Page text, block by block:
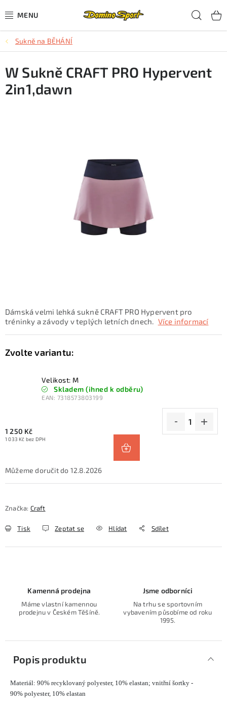
na
CYKLISTIKA
SJEZDOVÉ LYŽOVÁNÍ
SKIALPOVÉ LYŽOVÁNÍ
Sukně na BĚHÁNÍ
Dámská velmi lehká sukně CRAFT PRO Hypervent pro
tréninky a závody v teplých letních dnech. Více informací
Velikost: M
Skladem (ihned k odběru)
EAN: 7318573803199
1 250 Kč
1 033 Kč bez DPH
12.8.2026
Značka: Craft
Tisk Zeptat se Hlídat Sdílet
W Sukně CRAFT PRO Hypervent
2in1,dawn
Kamenná prodejna
Máme vlastní kamennou
prodejnu v Českém Těšíně.
Jsme odborníci
Na trhu se sportovním
vybavením působíme od roku
1995.
Popis produktu
Materiál: 90% recyklovaný polyester, 10% elastan; vnitřní šortky -
90% polyester, 10% elastan